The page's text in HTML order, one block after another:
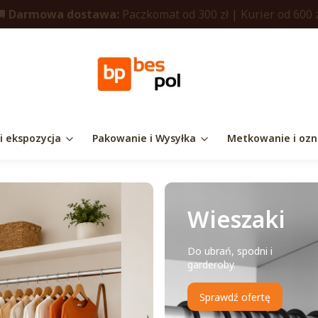
Darmowa dostawa: Paczkomat od 300 zł | Kurier od 600
ekspozycja Pakowanie i Wysyłka Metkowanie i
Wieszaki
Do ubrań, spodni i
garderoby.
Sprawdź ofertę